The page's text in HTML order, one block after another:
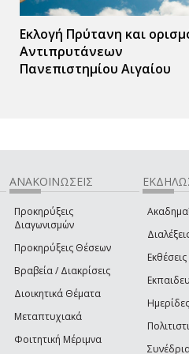
Εκλογή Πρύτανη και
Αντιπρυτάνεων
Πανεπιστημίου Αιγαίου
ΑΝΑΚΟΙΝΩΣΕΙΣ
Προκηρύξεις
Διαγωνισμών
Προκηρύξεις Θέσεων
Βραβεία / Διακρίσεις
Διοικητικά Θέματα
Μεταπτυχιακά
Φοιτητική Μέριμνα
Εκθέσεις
Ημερίδες